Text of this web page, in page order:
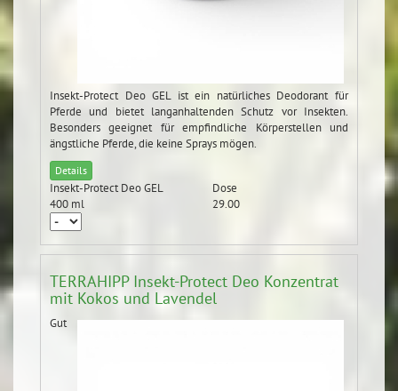
Insekt-Protect Deo GEL ist ein natürliches Deodorant für
Pferde und bietet langanhaltenden Schutz vor Insekten.
Besonders geeignet für empfindliche Körperstellen und
ängstliche Pferde, die keine Sprays mögen.
Details
Insekt-Protect Deo GEL
Dose
400 ml
29.00
TERRAHIPP Insekt-Protect Deo Konzentrat
mit Kokos und Lavendel
Gut